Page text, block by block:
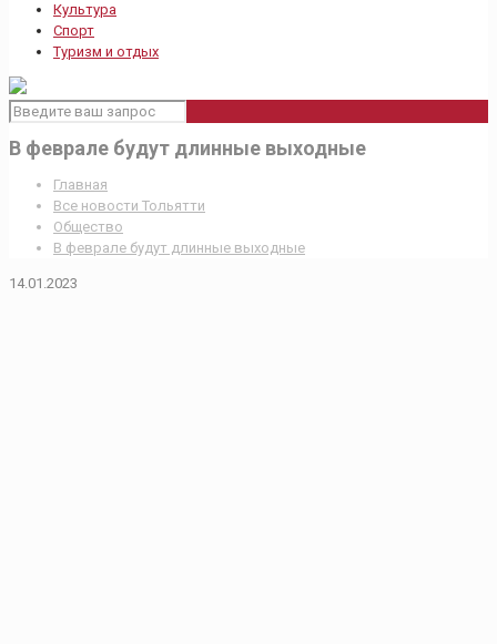
Культура
Спорт
Туризм и отдых
В феврале будут длинные выходные
Главная
Все новости Тольятти
Общество
В феврале будут длинные выходные
14.01.2023